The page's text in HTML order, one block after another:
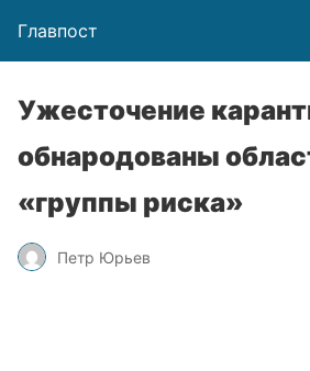
Главпост
Ужесточение
обнародованы
«группы риска»
Петр Юрьев